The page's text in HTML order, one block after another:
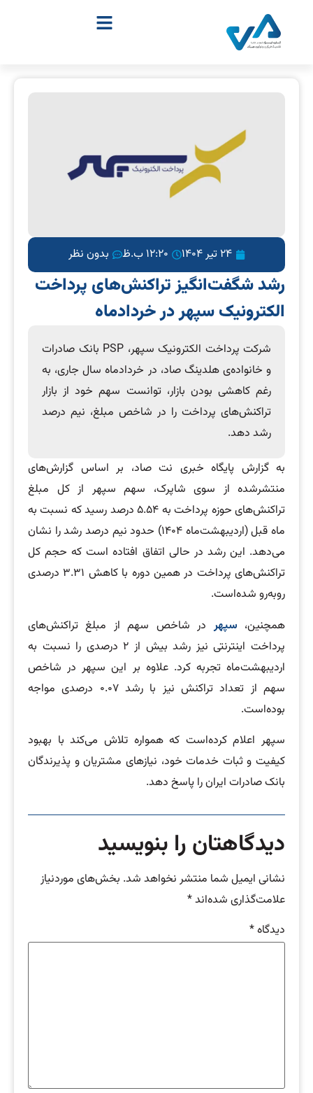
24 تیر 1404 12:20 ب.ظ بدون نظر
رشد شگفت‌انگیز تراکنش‌های پرداخت
الکترونیک سپهر در خردادماه
شرکت پرداخت الکترونیک سپهر، PSP بانک صادرات
و خانواده‌ی هلدینگ صاد، در خردادماه سال جاری، به
رغم کاهشی بودن بازار، توانست سهم خود از بازار
تراکنش‌های پرداخت را در شاخص مبلغ، نیم درصد
رشد دهد.
به گزارش پایگاه خبری نت صاد، بر اساس گزارش‌های
منتشرشده از سوی شاپرک، سهم سپهر از کل مبلغ
تراکنش‌های حوزه پرداخت به ۵.۵۴ درصد رسید که نسبت به
ماه قبل (اردیبهشت‌ماه ۱۴۰۴) حدود نیم درصد رشد را نشان
می‌دهد. این رشد در حالی اتفاق افتاده است که حجم کل
تراکنش‌های پرداخت در همین دوره با کاهش ۳.۳۱ درصدی
روبه‌رو شده‌است.
همچنین، سپهر در شاخص سهم از مبلغ تراکنش‌های
پرداخت اینترنتی نیز رشد بیش از ۲ درصدی را نسبت به
اردیبهشت‌ماه تجربه کرد. علاوه بر این سپهر در شاخص
سهم از تعداد تراکنش نیز با رشد ۰.۰۷ درصدی مواجه
بوده‌است.
سپهر اعلام کرده‌است که همواره تلاش می‌کند با بهبود
کیفیت و ثبات خدمات خود، نیازهای مشتریان و پذیرندگان
بانک صادرات ایران را پاسخ دهد.
دیدگاهتان را بنویسید
نشانی ایمیل شما منتشر نخواهد شد. بخش‌های موردنیاز
علامت‌گذاری شده‌اند*
دیدگاه*